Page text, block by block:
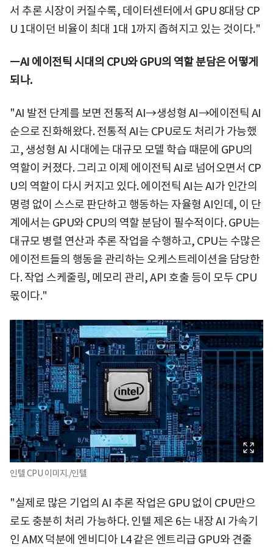
서 추론 시장이 커질수록, 데이터센터에서 GPU 8대당 CP
U 1대이던 비율이 최대 1대 1까지 좁혀지고 있는 것이다."
ㅡAI 에이전틱 시대의 CPU와 GPU의 역할 분담은 어떻게
되나.
"AI 발전 단계를 보면 전통적 AI→생성형 AI→에이전틱 AI
순으로 진화해왔다. 전통적 AI는 CPU로도 처리가 가능했
고, 생성형 AI 시대에는 대규모 모델 학습 때문에 GPU의
역할이 커졌다. 그리고 이제 에이전틱 AI로 넘어오면서 CP
U의 역할이 다시 커지고 있다. 에이전틱 AI는 AI가 인간의
명령 없이 스스로 판단하고 행동하는 자율형 AI인데, 이 단
계에서는 GPU와 CPU의 역할 분담이 필수적이다. GPU는
대규모 병렬 연산과 추론 작업을 수행하고, CPU는 수많은
에이전트들의 행동을 관리하는 오케스트레이션을 담당한
다. 작업 스케줄링, 메모리 관리, API 호출 등이 모두 CPU
몫이다."
인텔 CPU 이미지./인텔
"실제로 많은 기업의 AI 추론 작업은 GPU 없이 CPU만으
로도 충분히 처리 가능하다. 인텔 제온 6는 내장 AI 가속기
인 AMX 덕분에 엔비디아 L4 같은 엔트리급 GPU와 견줄